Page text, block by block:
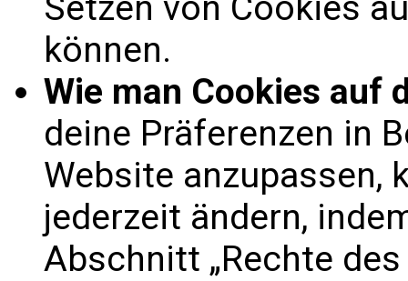
können.
Wie man Cookies auf
deine Präferenzen in
Website anzupassen,
jederzeit ändern,
Abschnitt „Rechte